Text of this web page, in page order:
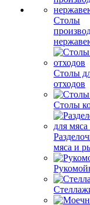
Столы
Столы
отходов
Столы
мяса и